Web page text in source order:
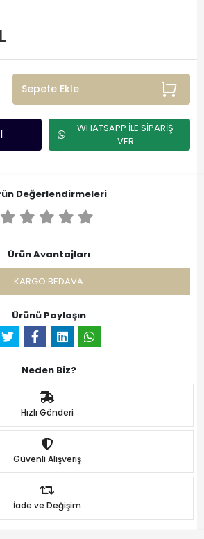
Sepete Ekle
WHATSAPP İLE SİPARİŞ
VER
Değerlendirmeleri
Ürün Avantajları
KARGO BEDAVA
Ürünü Paylaşın
Neden Biz?
Hızlı Gönderi
Güvenli Alışveriş
İade ve Değişim